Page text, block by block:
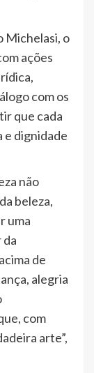
Michelasi, o
ações
com os
que cada
e dignidade
não
beleza,
uma
da
de
alegria
com
arte”,